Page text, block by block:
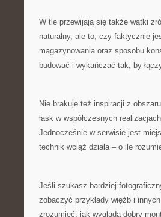
W tle przewijają się także wątki
naturalny, ale to, czy faktycznie
magazynowania oraz sposobu
budować i wykańczać tak, by
Nie brakuje też inspiracji z
łask w współczesnych
Jednocześnie w serwisie jest
technik wciąż działa – o ile
Jeśli szukasz bardziej
zobaczyć przykłady więźb i
zrozumieć, jak wygląda dobry